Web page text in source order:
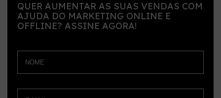
QUER AUMENTAR AS SUAS VENDAS COM
AJUDA DO MARKETING ONLINE E
OFFLINE? ASSINE AGORA!